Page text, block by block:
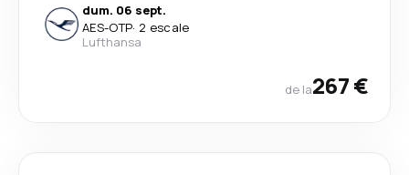
dum. 06 sept.
AES-OTP· 2 escale
Lufthansa
de la267 €